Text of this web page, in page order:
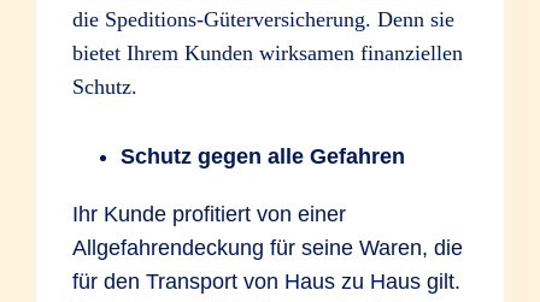
die Speditions-Güterversicherung. Denn sie
bietet Ihrem Kunden wirksamen finanziellen
Schutz.
Schutz gegen alle Gefahren
Ihr Kunde profitiert von einer
Allgefahrendeckung für seine Waren, die
für den Transport von Haus zu Haus gilt.